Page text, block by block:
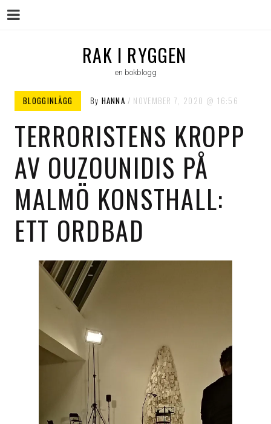
RAK I RYGGEN
en bokblogg
BLOGGINLÄGG By HANNA NOVEMBER 7, 2020 16:56
TERRORISTENS KROPP
AV OUZOUNIDIS PÅ
MALMÖ KONSTHALL:
ETT ORDBAD
Menu